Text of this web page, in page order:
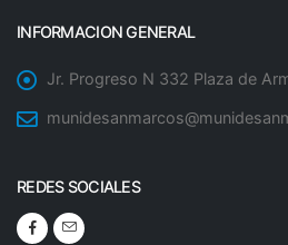
INFORMACION GENERAL
Jr. Progreso N 332 Plaza de
REDES SOCIALES